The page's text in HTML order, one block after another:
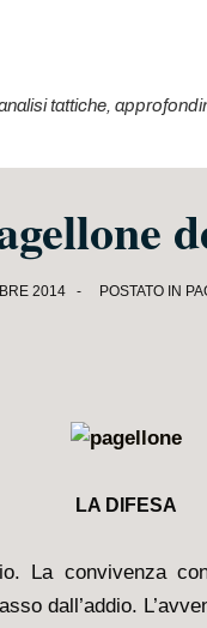
tattiche,
2014 POSTATO IN
LA DIFESA
La convivenza
dall’addio.